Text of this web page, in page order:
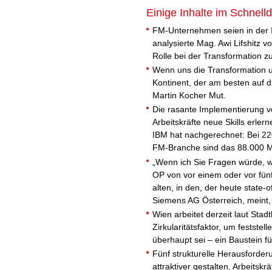
Einige Inhalte im
FM-Unternehmen seien in
analysierte Mag. Awi Lifshitz
Rolle bei der Transformation
Wenn uns die Transformation
Kontinent, der am besten auf
Martin Kocher Mut.
Die rasante Implementierung
Arbeitskräfte neue Skills
IBM hat nachgerechnet: Bei
FM-Branche sind das 88.000
„Wenn ich Sie Fragen würde,
OP von vor einem oder vor
alten, in den, der heute state-
Siemens AG Österreich,
Wien arbeitet derzeit laut
Zirkularitätsfaktor, um
überhaupt sei – ein Baustein
Fünf strukturelle
attraktiver gestalten,